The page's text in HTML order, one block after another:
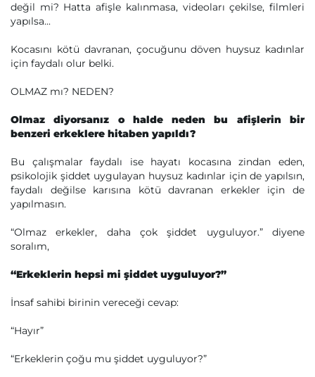
değil mi? Hatta afişle kalınmasa, videoları çekilse, filmleri
yapılsa...
Kocasını kötü davranan, çocuğunu döven huysuz kadınlar
için faydalı olur belki.
OLMAZ mı? NEDEN?
Olmaz diyorsanız o halde neden bu afişlerin bir
benzeri erkeklere hitaben yapıldı?
Bu çalışmalar faydalı ise hayatı kocasına zindan eden,
psikolojik şiddet uygulayan huysuz kadınlar için de yapılsın,
faydalı değilse karısına kötü davranan erkekler için de
yapılmasın.
“Olmaz erkekler, daha çok şiddet uyguluyor.” diyene
soralım,
“Erkeklerin hepsi mi şiddet uyguluyor?”
İnsaf sahibi birinin vereceği cevap:
“Hayır”
“Erkeklerin çoğu mu şiddet uyguluyor?”